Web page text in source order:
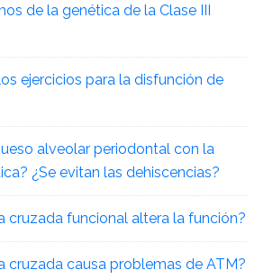
de la genética de la Clase III
ejercicios para la disfunción de
alveolar periodontal con la
¿Se evitan las dehiscencias?
cruzada funcional altera la función?
cruzada causa problemas de ATM?